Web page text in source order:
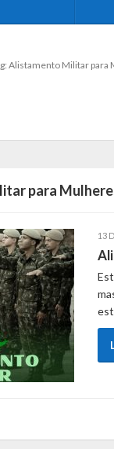
Alistamento Militar para
para
13